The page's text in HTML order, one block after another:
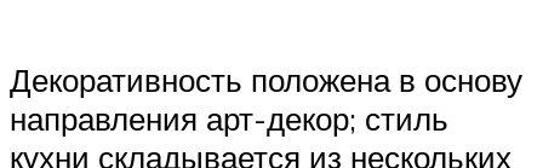
Декоративность положена в основу
направления арт-декор; стиль
кухни складывается из нескольких